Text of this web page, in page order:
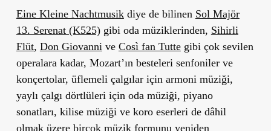
Eine Kleine Nachtmusikdiye de bilinen Sol Majör
13. Serenat (K525)gibi oda müziklerinden, Sihirli
Flüt, Don Giovanni ve Così fan Tuttegibi çok sevilen
operalara kadar, Mozart’ın besteleri senfoniler ve
konçertolar, üflemeli çalgılar için armoni müziği,
yaylı çalgı dörtlüleri için oda müziği, piyano
sonatları, kilise müziği ve koro eserleri de dâhil
olmak üzere birçok müzik formunu yeniden